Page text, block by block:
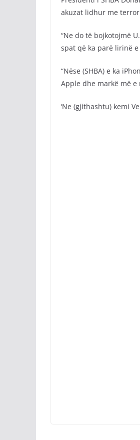
akuzat lidhur me
“Ne do të bojkotojmë
spat që ka parë lirinë
“Nëse (SHBA) e ka
Apple dhe markë më e
‘Ne (gjithashtu) kemi